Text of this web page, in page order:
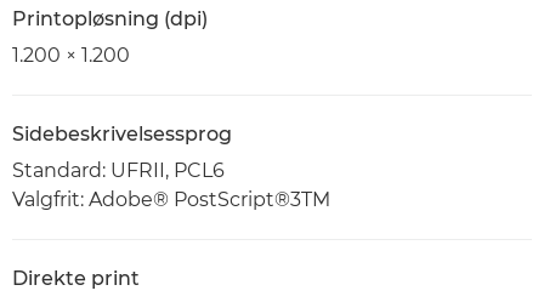
Printopløsning (dpi)
1.200 × 1.200
Sidebeskrivelsessprog
Standard: UFRII, PCL6
Valgfrit: Adobe® PostScript®3TM
Direkte print